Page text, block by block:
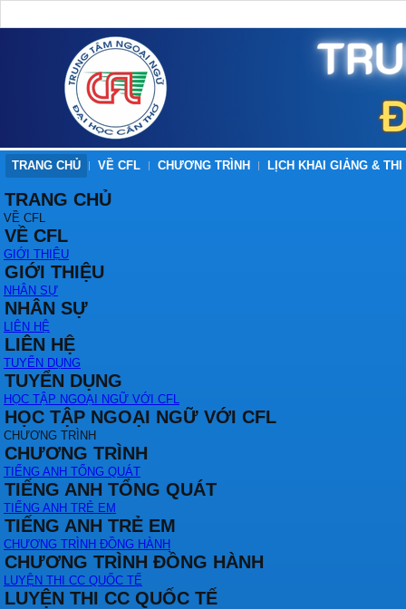
TRANG CHỦ VỀ CFL CHƯƠNG TRÌNH LỊCH KHAI GIẢNG & THI
TRANG CHỦ
VỀ CFL
VỀ CFL
GIỚI THIỆU
GIỚI THIỆU
NHÂN SỰ
NHÂN SỰ
LIÊN HỆ
LIÊN HỆ
TUYỂN DỤNG
TUYỂN DỤNG
HỌC TẬP NGOẠI NGỮ VỚI CFL
HỌC TẬP NGOẠI NGỮ VỚI CFL
CHƯƠNG TRÌNH
CHƯƠNG TRÌNH
TIẾNG ANH TỔNG QUÁT
TIẾNG ANH TỔNG QUÁT
TIẾNG ANH TRẺ EM
TIẾNG ANH TRẺ EM
CHƯƠNG TRÌNH ĐỒNG HÀNH
CHƯƠNG TRÌNH ĐỒNG HÀNH
LUYỆN THI CC QUỐC TẾ
LUYỆN THI CC QUỐC TẾ